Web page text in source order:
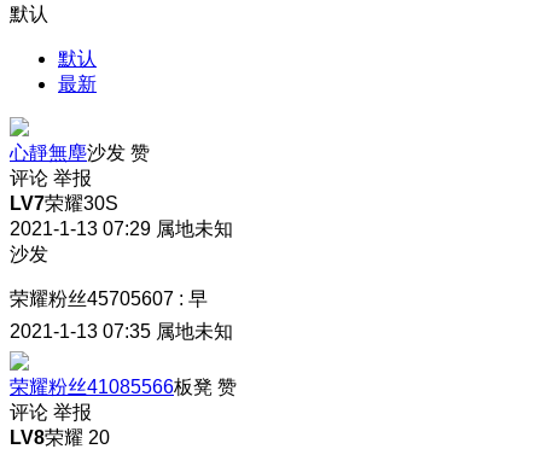
默认
默认
最新
心靜無塵沙发 赞
评论 举报
LV7荣耀30S
2021-1-13 07:29 属地未知
沙发
荣耀粉丝45705607 : 早
2021-1-13 07:35 属地未知
荣耀粉丝41085566板凳 赞
评论 举报
LV8荣耀 20